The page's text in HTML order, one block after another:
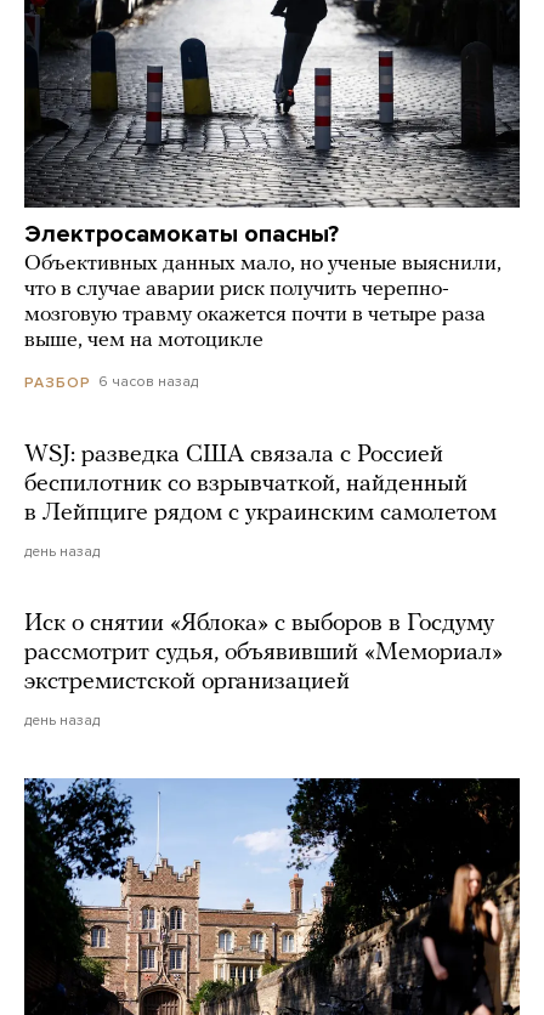
Электросамокаты опасны?
Объективных данных мало, но ученые выяснили,
что в случае аварии риск получить черепно-
мозговую травму окажется почти в четыре раза
выше, чем на мотоцикле
РАЗБОР 6 часов назад
WSJ: разведка США связала с Россией
беспилотник со взрывчаткой, найденный
в Лейпциге рядом с украинским самолетом
день назад
Иск о снятии «Яблока» с выборов в Госдуму
рассмотрит судья, объявивший «Мемориал»
экстремистской организацией
день назад